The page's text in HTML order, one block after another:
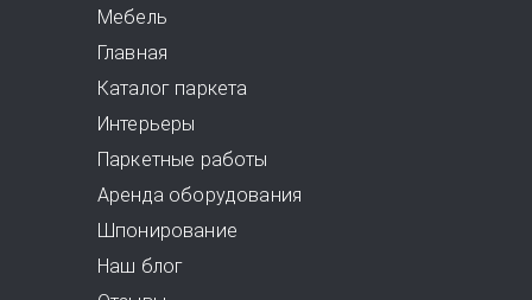
Мебель
Главная
Каталог паркета
Интерьеры
Паркетные работы
Аренда оборудования
Шпонирование
Наш блог